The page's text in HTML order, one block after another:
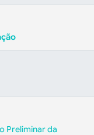
Preliminar da